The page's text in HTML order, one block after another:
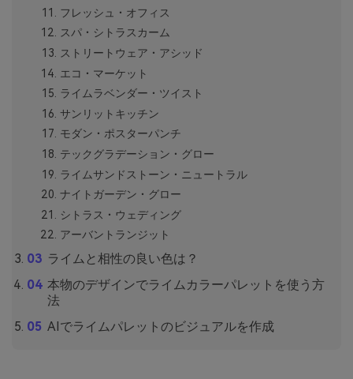
フレッシュ・オフィス
スパ・シトラスカーム
ストリートウェア・アシッド
エコ・マーケット
ライムラベンダー・ツイスト
サンリットキッチン
モダン・ポスターパンチ
テックグラデーション・グロー
ライムサンドストーン・ニュートラル
ナイトガーデン・グロー
シトラス・ウェディング
アーバントランジット
ライムと相性の良い色は？
本物のデザインでライムカラーパレットを使う方
法
AIでライムパレットのビジュアルを作成